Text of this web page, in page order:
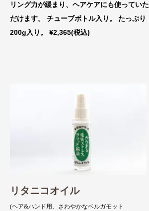
リング力が緩まり、ヘアケアにも使っていた
だけます。 チューブボトル入り。 たっぷり
200g入り。 ¥2,365(税込)
リタニコオイル
(ヘア&ハンド用、さわやかなベルガモット